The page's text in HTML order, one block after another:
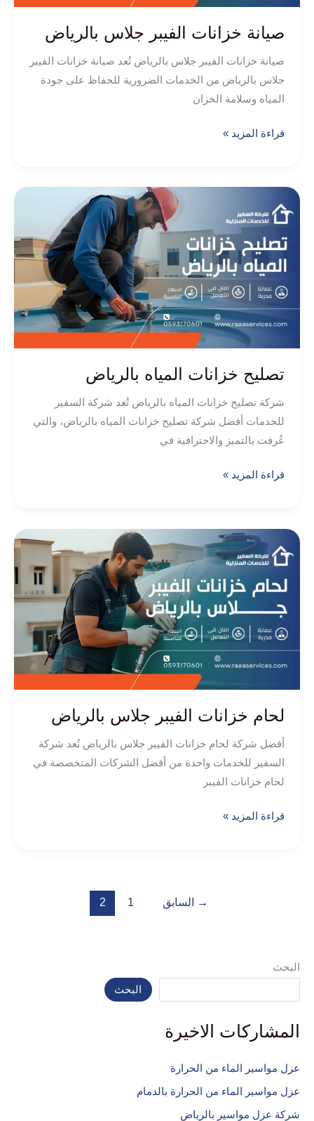
صيانة خزانات الفيبر جلاس بالرياض
صيانة خزانات الفيبر جلاس بالرياض تُعد صيانة خزانات الفيبر
جلاس بالرياض من الخدمات الضرورية للحفاظ على جودة
المياه وسلامة الخزان
قراءة المزيد »
تصليح خزانات المياه بالرياض
شركة تصليح خزانات المياه بالرياض تُعد شركة السفير
للخدمات أفضل شركة تصليح خزانات المياه بالرياض، والتي
عُرفت بالتميز والاحترافية في
خزانات
بالرياض
قراءة المزيد »
لحام خزانات الفيبر جلاس بالرياض
أفضل شركة لحام خزانات الفيبر جلاس بالرياض تُعد شركة
السفير للخدمات واحدة من أفضل الشركات المتخصصة في
لحام خزانات الفيبر
خزانات
جلاس
بالرياض
قراءة المزيد »
→ السابق 1
2
البحث
البحث
المشاركات الاخيرة
عزل مواسير الماء من الحرارة
عزل مواسير الماء من الحرارة بالدمام
شركة عزل مواسير بالرياض